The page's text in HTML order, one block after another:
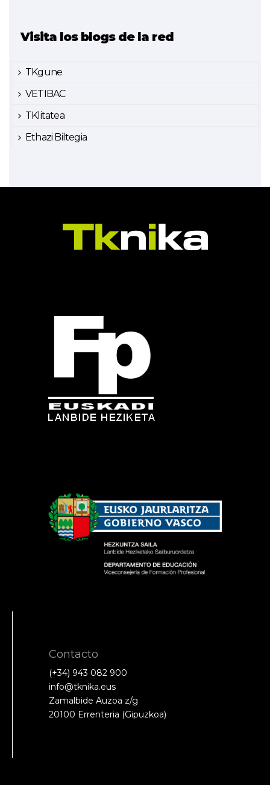
Visita los blogs de la red
TKgune
VETIBAC
TKlitatea
Ethazi Biltegia
Contacto
(+34) 943 082 900
info@tknika.eus
Zamalbide Auzoa z/g
20100 Errenteria (Gipuzkoa)